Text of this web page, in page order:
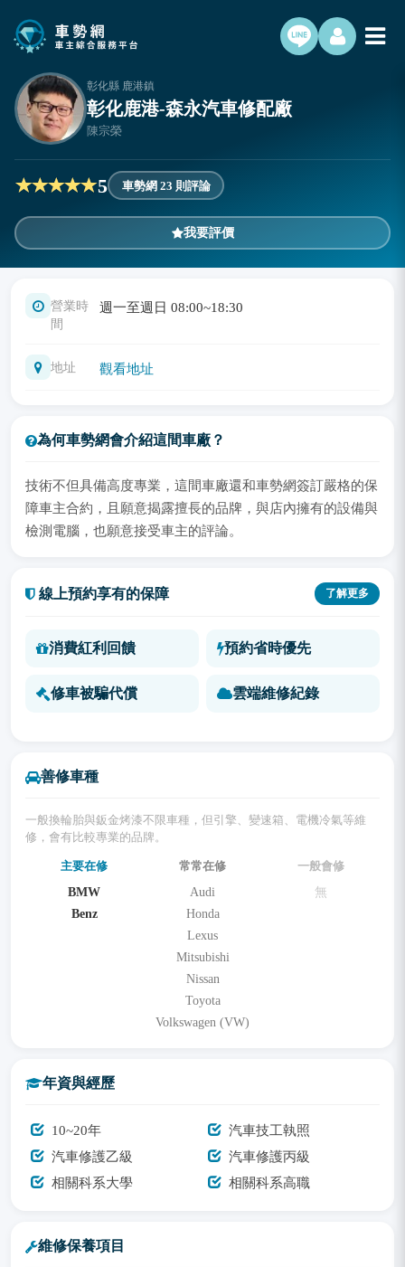
彰化縣 鹿港鎮
彰化鹿港-森永汽車修配廠
陳宗榮
5 車勢網 23 則評論
我要評價
營業時
間
週一至週日 08:00~18:30
地址 觀看地址
為何車勢網會介紹這間車廠？
技術不但具備高度專業，這間車廠還和車勢網簽訂嚴格的保
障車主合約，且願意揭露擅長的品牌，與店內擁有的設備與
檢測電腦，也願意接受車主的評論。
線上預約享有的保障 了解更多
消費紅利回饋 預約省時優先
修車被騙代償 雲端維修紀錄
善修車種
一般換輪胎與鈑金烤漆不限車種，但引擎、變速箱、電機冷氣等維
修，會有比較專業的品牌。
主要在修
BMW
Benz
常常在修
Audi
Honda
Lexus
Mitsubishi
Nissan
Toyota
Volkswagen (VW)
一般會修
無
年資與經歷
10~20年
汽車技工執照
汽車修護乙級
汽車修護丙級
相關科系大學
相關科系高職
維修保養項目